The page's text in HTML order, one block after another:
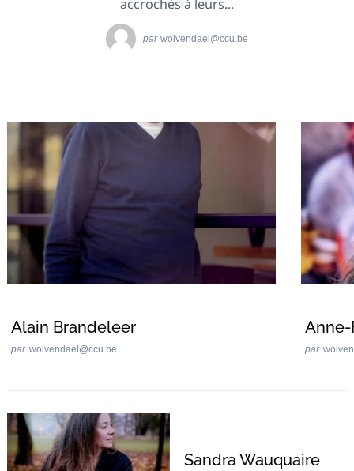
accrochés à leurs...
par wolvendael@ccu.be
Alain Brandeleer
par wolvendael@ccu.be
Anne-
par
Sandra Wauquaire